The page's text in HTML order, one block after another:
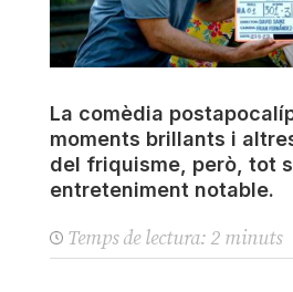
La comèdia
moments brillants i
del friquisme, però, tot
entreteniment notable.
Temps de lectura: 2 minuts